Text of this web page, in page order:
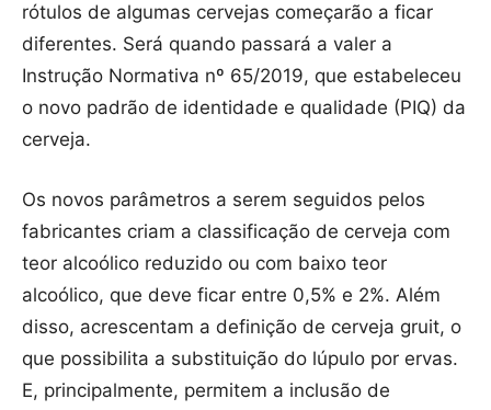
rótulos de algumas cervejas começarão a ficar
diferentes. Será quando passará a valer a
Instrução Normativa nº 65/2019, que estabeleceu
o novo padrão de identidade e qualidade (PIQ) da
cerveja.
Os novos parâmetros a serem seguidos pelos
fabricantes criam a classificação de cerveja com
teor alcoólico reduzido ou com baixo teor
alcoólico, que deve ficar entre 0,5% e 2%. Além
disso, acrescentam a definição de cerveja gruit, o
que possibilita a substituição do lúpulo por ervas.
E, principalmente, permitem a inclusão de